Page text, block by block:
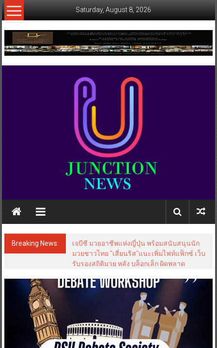
Skip
to
Saturday, August 8, 2026
www.ujunctionnews.com
เว็บ
ข่าว
Breaking News:
เจบีซี มวยอาชีพแห่งญี่ปุ่น พร้อมสนับสนุนนัก
มวยชาวไทย “เสี่ยนริส”แนะเพิ่มไฟท์แฟ็กซ์ เว็บ
รับรองสถิติมวย หลัง บล็อกเล็ก ผิดพลาด